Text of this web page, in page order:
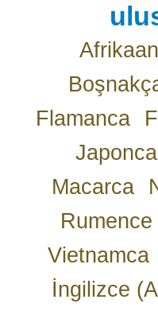
Flamanca
Japonca
Macarca
Rumence
Vietnamca
İngilizce